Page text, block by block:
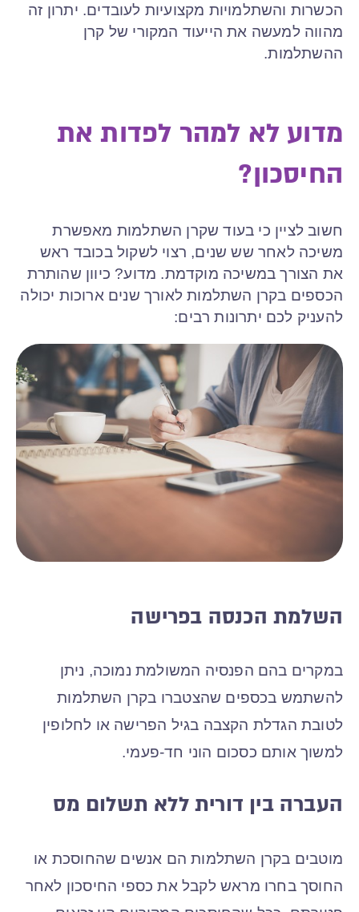
הכשרות והשתלמויות מקצועיות לעובדים. יתרון זה
מהווה למעשה את הייעוד המקורי של קרן
ההשתלמות.
מדוע לא למהר לפדות את
החיסכון?
חשוב לציין כי בעוד שקרן השתלמות מאפשרת
משיכה לאחר שש שנים, רצוי לשקול בכובד ראש
את הצורך במשיכה מוקדמת. מדוע? כיוון שהותרת
הכספים בקרן השתלמות לאורך שנים ארוכות יכולה
להעניק לכם יתרונות רבים:
השלמת הכנסה בפרישה
במקרים בהם הפנסיה המשולמת נמוכה, ניתן
להשתמש בכספים שהצטברו בקרן השתלמות
לטובת הגדלת הקצבה בגיל הפרישה או לחלופין
למשוך אותם כסכום הוני חד-פעמי.
העברה בין דורית ללא תשלום מס
מוטבים בקרן השתלמות הם אנשים שהחוסכת או
החוסך בחרו מראש לקבל את כספי החיסכון לאחר